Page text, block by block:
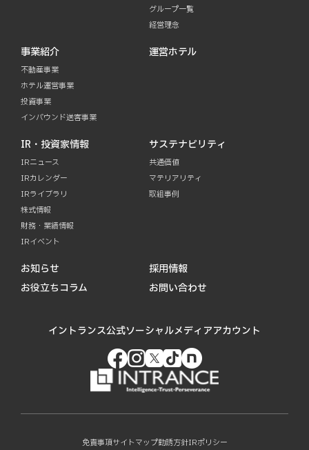
グループ一覧
経営理念
事業紹介
不動産事業
ホテル運営事業
投資事業
インバウンド送客事業
運営ホテル
IR・投資家情報
IRニュース
IRカレンダー
IRライブラリ
株式情報
財務・業績情報
IRイベント
サステナビリティ
共通価値
マテリアリティ
取組事例
お知らせ
お役立ちコラム
採用情報
お問い合わせ
イントランス公式ソーシャルメディアアカウント
免責事項サイトマップ勧誘方針IRポリシー